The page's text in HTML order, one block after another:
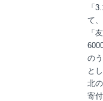
「
て
「
の
と
北
寄